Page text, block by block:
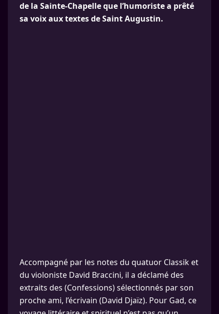
de la Sainte-Chapelle que l’humoriste a prêté
sa voix aux textes de Saint Augustin.
Accompagné par les notes du quatuor Classik et
du violoniste David Braccini, il a déclamé des
extraits des (Confessions) sélectionnés par son
proche ami, l’écrivain (David Djaïz). Pour Gad, ce